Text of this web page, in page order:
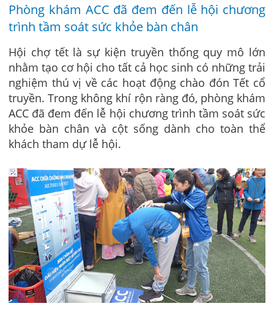
Phòng khám ACC đã đem đến lễ hội chương
trình tầm soát sức khỏe bàn chân
Hội chợ tết là sự kiện truyền thống quy mô lớn
nhằm tạo cơ hội cho tất cả học sinh có những trải
nghiệm thú vị về các hoạt động chào đón Tết cổ
truyền. Trong không khí rộn ràng đó, phòng khám
ACC đã đem đến lễ hội chương trình tầm soát sức
khỏe bàn chân và cột sống dành cho toàn thể
khách tham dự lễ hội.